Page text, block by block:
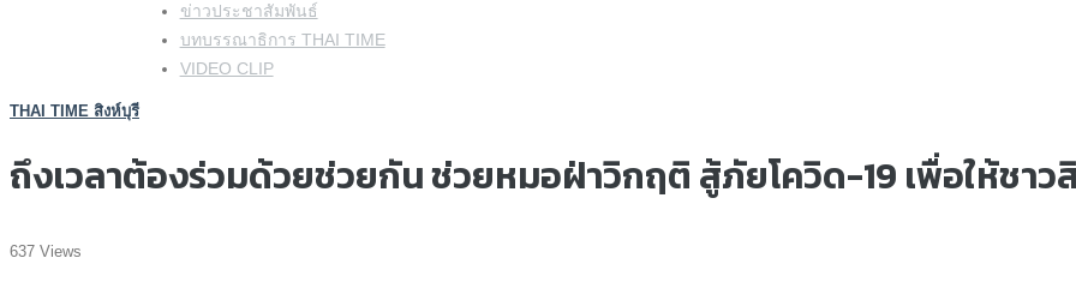
ข่าวประชาสัมพันธ์
บทบรรณาธิการ THAI TIME
VIDEO CLIP
THAI TIME สิงห์บุรี
ถึงเวลาต้องร่วมด้วยช่วยกัน ช่วยหมอฝ่าวิกฤติ สู้ภัยโควิด-19 เพื่อให้ชา
637 Views